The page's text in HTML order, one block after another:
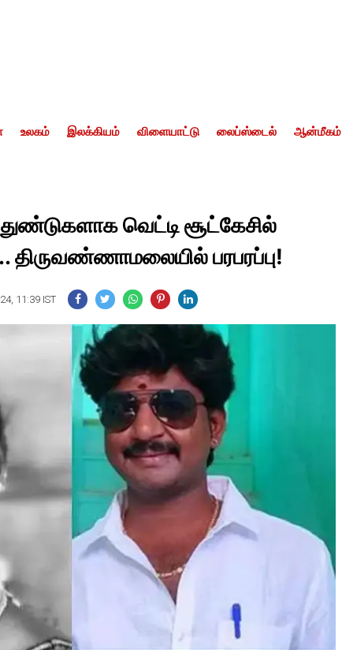
உலகம் இலக்கியம் விளையாட்டு லைப்ஸ்டைல் ஆன்மீகம்
வெட்டி சூட்கேசில்
பரபரப்பு!
11:39 IST